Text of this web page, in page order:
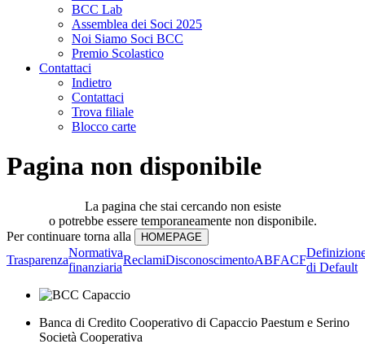
BCC Lab
Assemblea dei Soci 2025
Noi Siamo Soci BCC
Premio Scolastico
Contattaci
Indietro
Contattaci
Trova filiale
Blocco carte
Pagina non disponibile
La pagina che stai cercando non esiste
o potrebbe essere temporaneamente non disponibile.
Per continuare torna alla
Trasparenza
Normativa
finanziaria
ReclamiDisconoscimentoABFACF
di Default
Banca di Credito Cooperativo di Capaccio Paestum e Serino
Società Cooperativa